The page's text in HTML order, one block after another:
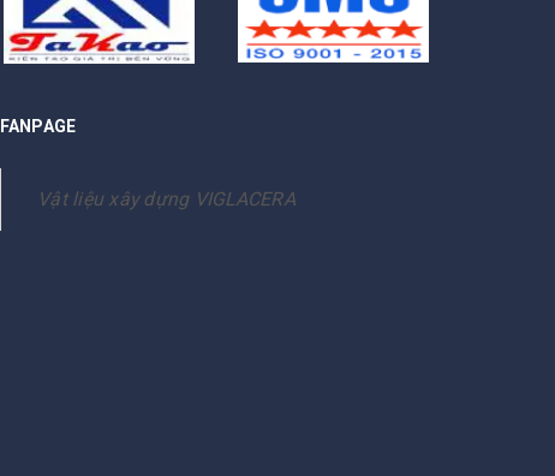
FANPAGE
Vật liệu xây dựng VIGLACERA